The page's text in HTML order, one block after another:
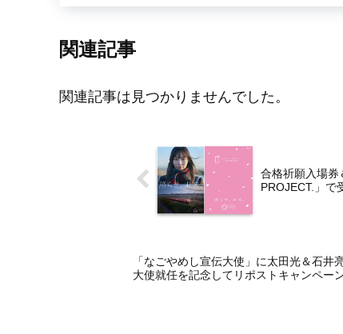
関連記事
関連記事は見つかりませんでした。
合格祈願入場券
PROJECT.」で
「なごやめし宣伝大使」に太田光＆石井
大使就任を記念してリポストキャンペー